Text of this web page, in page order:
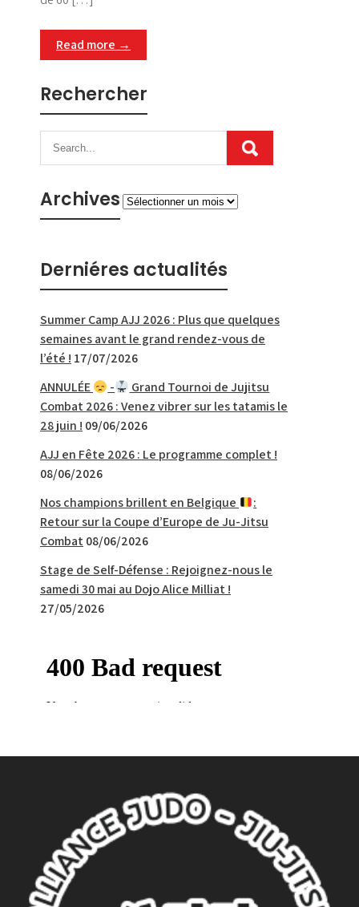
Read more →
Rechercher
ArchivesArchives
Derniéres actualités
Summer Camp AJJ 2026 : Plus que quelques
semaines avant le grand rendez-vous de
l’été ! 17/07/2026
ANNULÉE
-
Grand Tournoi de Jujitsu
Combat 2026 : Venez vibrer sur les tatamis le
28 juin ! 09/06/2026
AJJ en Fête 2026 : Le programme complet !
08/06/2026
Nos champions brillent en Belgique
:
Retour sur la Coupe d’Europe de Ju-Jitsu
Combat 08/06/2026
Stage de Self-Défense : Rejoignez-nous le
samedi 30 mai au Dojo Alice Milliat !
27/05/2026